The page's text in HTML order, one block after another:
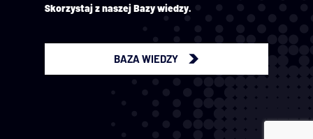
Skorzystaj z naszej Bazy wiedzy.
BAZA WIEDZY